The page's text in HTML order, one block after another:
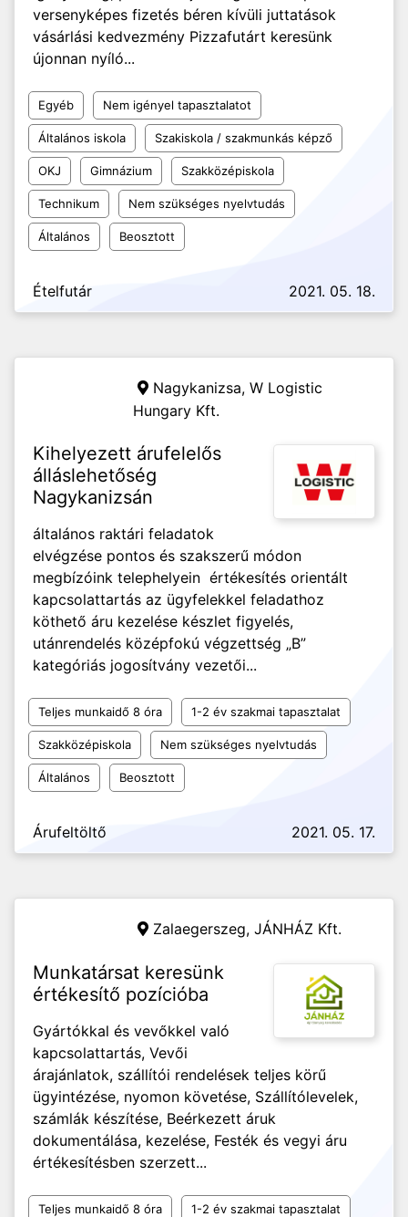
versenyképes fizetés béren kívüli juttatások
vásárlási kedvezmény Pizzafutárt keresünk
újonnan nyíló...
Egyéb Nem igényel tapasztalatot
Általános iskola Szakiskola / szakmunkás képző
OKJ Gimnázium Szakközépiskola
Technikum Nem szükséges nyelvtudás
Általános Beosztott
Ételfutár 2021. 05. 18.
Nagykanizsa, W Logistic
Hungary Kft.
Kihelyezett árufelelős
álláslehetőség
Nagykanizsán
általános raktári feladatok
elvégzése pontos és szakszerű módon
megbízóink telephelyein értékesítés orientált
kapcsolattartás az ügyfelekkel feladathoz
köthető áru kezelése készlet figyelés,
utánrendelés középfokú végzettség „B”
kategóriás jogosítvány vezetői...
Teljes munkaidő 8 óra 1-2 év szakmai tapasztalat
Szakközépiskola Nem szükséges nyelvtudás
Általános Beosztott
Árufeltöltő 2021. 05. 17.
Zalaegerszeg, JÁNHÁZ Kft.
Munkatársat keresünk
értékesítő pozícióba
Gyártókkal és vevőkkel való
kapcsolattartás, Vevői
árajánlatok, szállítói rendelések teljes körű
ügyintézése, nyomon követése, Szállítólevelek,
számlák készítése, Beérkezett áruk
dokumentálása, kezelése, Festék és vegyi áru
értékesítésben szerzett...
Teljes munkaidő 8 óra 1-2 év szakmai tapasztalat